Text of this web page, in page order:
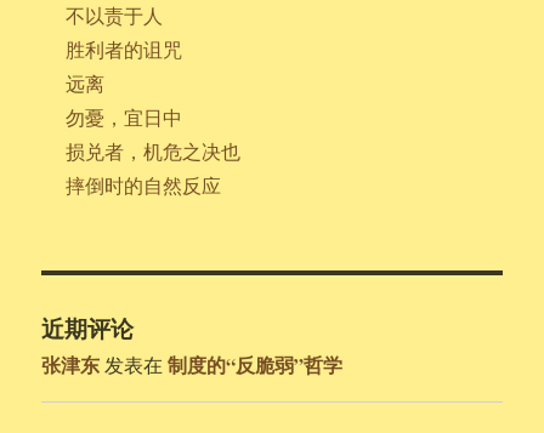
不以责于人
胜利者的诅咒
远离
勿憂，宜日中
损兑者，机危之决也
摔倒时的自然反应
近期评论
张津东 发表在制度的“反脆弱”哲学